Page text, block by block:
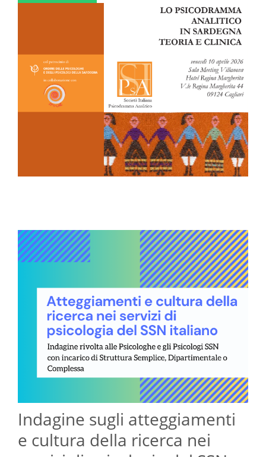
Indagine sugli atteggiamenti
e cultura della ricerca nei